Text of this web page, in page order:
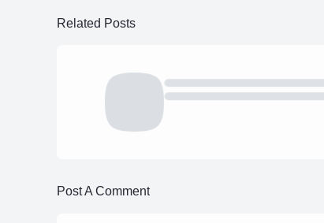
Related Posts
Post A Comment